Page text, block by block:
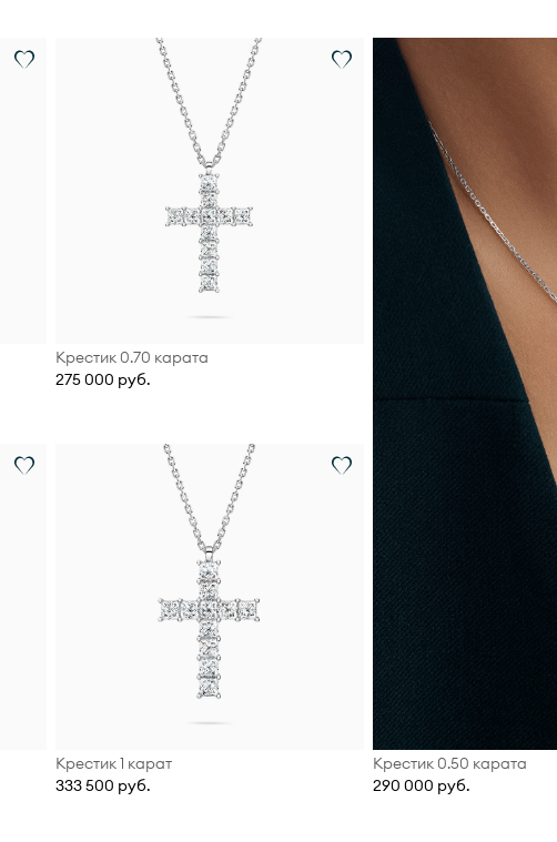
Крестик 0.50 карата
290 000 руб.
Крестик 0.70 карата
275 000 руб.
Крестик 1 карат
333 500 руб.